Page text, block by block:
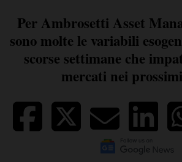
Per Ambrosetti Asset
sono molte le variabili
scorse settimane che
mercati nei